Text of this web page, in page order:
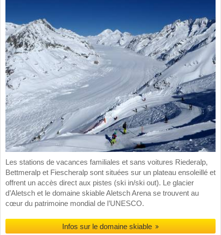
Les stations de vacances familiales et sans voitures Riederalp,
Bettmeralp et Fiescheralp sont situées sur un plateau ensoleillé et
offrent un accès direct aux pistes (ski in/ski out). Le glacier
d’Aletsch et le domaine skiable Aletsch Arena se trouvent au
cœur du patrimoine mondial de l’UNESCO.
Infos sur le domaine skiable